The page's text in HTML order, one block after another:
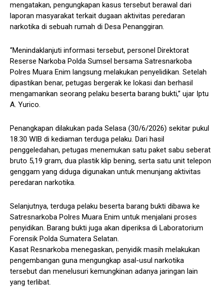
mengatakan, pengungkapan kasus tersebut berawal dari
laporan masyarakat terkait dugaan aktivitas peredaran
narkotika di sebuah rumah di Desa Penanggiran.
“Menindaklanjuti informasi tersebut, personel Direktorat
Reserse Narkoba Polda Sumsel bersama Satresnarkoba
Polres Muara Enim langsung melakukan penyelidikan. Setelah
dipastikan benar, petugas bergerak ke lokasi dan berhasil
mengamankan seorang pelaku beserta barang bukti,” ujar Iptu
A. Yurico.
Penangkapan dilakukan pada Selasa (30/6/2026) sekitar pukul
18.30 WIB di kediaman terduga pelaku. Dari hasil
penggeledahan, petugas menemukan satu paket sabu seberat
bruto 5,19 gram, dua plastik klip bening, serta satu unit telepon
genggam yang diduga digunakan untuk menunjang aktivitas
peredaran narkotika.
Selanjutnya, terduga pelaku beserta barang bukti dibawa ke
Satresnarkoba Polres Muara Enim untuk menjalani proses
penyidikan. Barang bukti juga akan diperiksa di Laboratorium
Forensik Polda Sumatera Selatan.
Kasat Resnarkoba menegaskan, penyidik masih melakukan
pengembangan guna mengungkap asal-usul narkotika
tersebut dan menelusuri kemungkinan adanya jaringan lain
yang terlibat.